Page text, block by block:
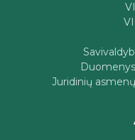
Juridinių